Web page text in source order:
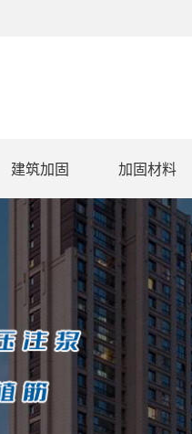
建筑加固 加固材料